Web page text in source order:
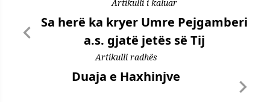
Artikulli i kaluar
Sa herë ka kryer Umre Pejgamberi
a.s. gjatë jetës së Tij
Artikulli radhës
Duaja e Haxhinjve